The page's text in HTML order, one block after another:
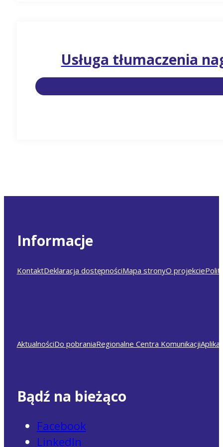
Usługa tłumaczenia
Informacje
KontaktDeklaracja dostępnościMapa stronyO projekcie
AktualnościDo pobraniaRegionalne Centra Komunikacji
Bądź na bieżąco
Facebook
LinkedIn